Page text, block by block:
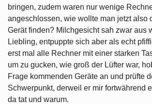
bringen, zudem waren nur wenige
angeschlossen, wie wollte man jetzt also
Gerät finden? Milchgesicht sah zwar aus
Liebling, entpuppte sich aber als echt
erst mal alle Rechner mit einer starken
um zu gucken, wie groß der Lüfter war,
Frage kommenden Geräte an und prüfte
Schwerpunkt, derweil er mir fortwährend
da tat und warum.